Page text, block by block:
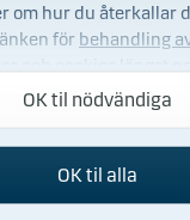
Köp & sälj
Nyhetsarkiv
om hur du återkallar
för behandling
cookies
hjälper till att få
OK til nödvändiga
OK til alla